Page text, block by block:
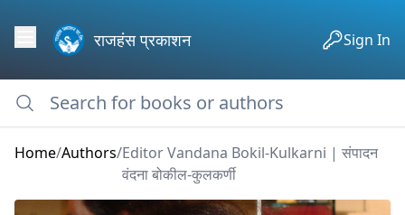
राजहंस प्रकाशन Sign In
Home/Authors/Editor Vandana Bokil-Kulkarni | संपादन
वंदना बोकील-कुलकर्णी